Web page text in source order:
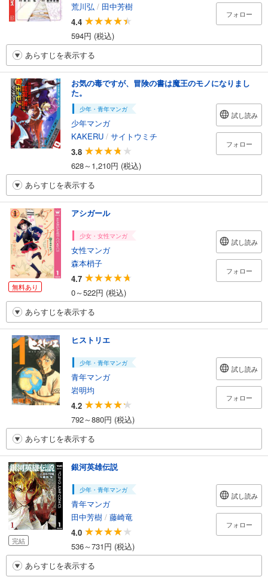
荒川弘 / 田中芳樹
4.4
594円 (税込)
フォロー
あらすじを表示する
お気の毒ですが、冒険の書は魔王のモノになりまし
た。
少年・青年マンガ
少年マンガ
KAKERU / サイトウミチ
3.8
628～1,210円 (税込)
試し読み
フォロー
あらすじを表示する
無料あり
アシガール
少女・女性マンガ
女性マンガ
森本梢子
4.7
0～522円 (税込)
試し読み
フォロー
あらすじを表示する
ヒストリエ
少年・青年マンガ
青年マンガ
岩明均
4.2
792～880円 (税込)
試し読み
フォロー
あらすじを表示する
完結
銀河英雄伝説
少年・青年マンガ
青年マンガ
田中芳樹 / 藤崎竜
4.0
536～731円 (税込)
試し読み
フォロー
あらすじを表示する